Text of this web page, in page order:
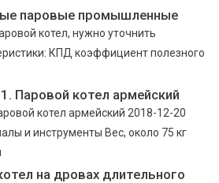
паровые промышленные
котел, нужно уточнить
КПД коэффициент полезного
Паровой котел армейский
котел армейский 2018-12-20
и инструменты Вес, около 75 кг
на дровах длительного